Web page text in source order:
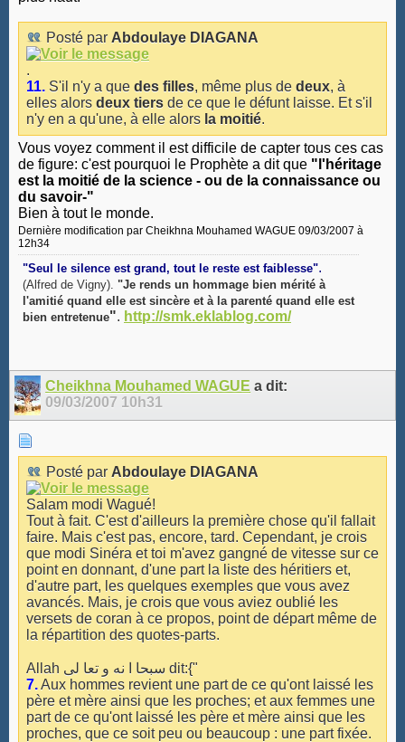
Posté par Abdoulaye DIAGANA
.
11. S'il n'y a que des filles, même plus de deux, à
elles alors deux tiers de ce que le défunt laisse. Et s'il
n'y en a qu'une, à elle alors la moitié.
Vous voyez comment il est difficile de capter tous ces cas
de figure: c'est pourquoi le Prophète a dit que "l'héritage
est la moitié de la science - ou de la connaissance ou
du savoir-"
Bien à tout le monde.
Dernière modification par Cheikhna Mouhamed WAGUE 09/03/2007 à
12h34
"Seul le silence est grand, tout le reste est faiblesse".
(Alfred de Vigny). "Je rends un hommage bien mérité à
l'amitié quand elle est sincère et à la parenté quand elle est
bien entretenue". http://smk.eklablog.com/
Cheikhna Mouhamed WAGUE a dit:
09/03/2007 10h31
Posté par Abdoulaye DIAGANA
Salam modi Wagué!
Tout à fait. C'est d'ailleurs la première chose qu'il fallait
faire. Mais c'est pas, encore, tard. Cependant, je crois
que modi Sinéra et toi m'avez gangné de vitesse sur ce
point en donnant, d'une part la liste des héritiers et,
d'autre part, les quelques exemples que vous avez
avancés. Mais, je crois que vous aviez oublié les
versets de coran à ce propos, point de départ même de
la répartition des quotes-parts.
Allah سبحا ا نه و تعا لى dit:{"
7.Aux hommes revient une part de ce qu'ont laissé les
père et mère ainsi que les proches; et aux femmes une
part de ce qu'ont laissé les père et mère ainsi que les
proches, que ce soit peu ou beaucoup : une part fixée.